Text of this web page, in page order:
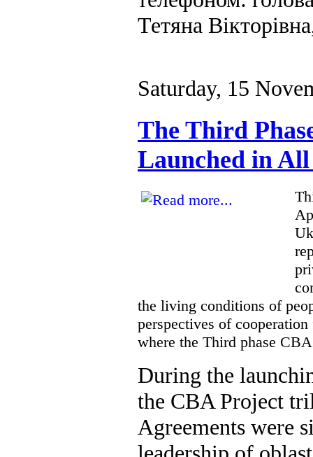
Тетяна
Saturday, 15
The Third
Launched in
the living conditions of
perspectives of
where the Third phase
During the
the CBA Project
Agreements were